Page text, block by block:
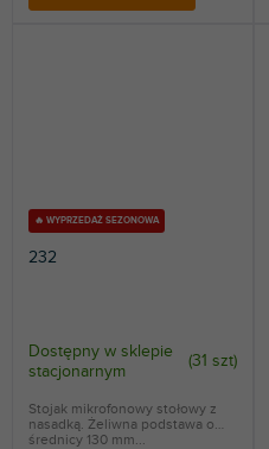
🔥 WYPRZEDAŻ SEZONOWA
232
Dostępny w sklepie
stacjonarnym
(31 szt)
Stojak mikrofonowy stołowy z
nasadką. Żeliwna podstawa o
średnicy 130 mm...